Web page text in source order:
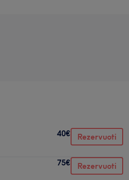
40€ Rezervuoti
75€ Rezervuoti